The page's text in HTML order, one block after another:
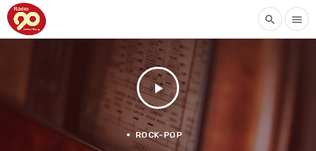
search menu
play_arrow
ROCK-POP